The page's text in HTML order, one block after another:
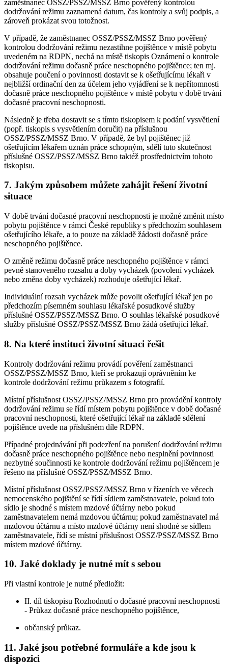
zaměstnanec OSSZ/PSSZ/MSSZ Brno pověřený kontrolou
dodržování režimu zaznamená datum, čas kontroly a svůj podpis, a
zároveň prokázat svou totožnost.
V případě, že zaměstnanec OSSZ/PSSZ/MSSZ Brno pověřený
kontrolou dodržování režimu nezastihne pojištěnce v místě pobytu
uvedeném na RDPN, nechá na místě tiskopis Oznámení o kontrole
dodržování režimu dočasně práce neschopného pojištěnce; ten mj.
obsahuje poučení o povinnosti dostavit se k ošetřujícímu lékaři v
nejbližší ordinační den za účelem jeho vyjádření se k nepřítomnosti
dočasně práce neschopného pojištěnce v místě pobytu v době trvání
dočasné pracovní neschopnosti.
Následně je třeba dostavit se s tímto tiskopisem k podání vysvětlení
(popř. tiskopis s vysvětlením doručit) na příslušnou
OSSZ/PSSZ/MSSZ Brno. V případě, že byl pojištěnec již
ošetřujícím lékařem uznán práce schopným, sdělí tuto skutečnost
příslušné OSSZ/PSSZ/MSSZ Brno taktéž prostřednictvím tohoto
tiskopisu.
7. Jakým způsobem můžete zahájit řešení životní
situace
V době trvání dočasné pracovní neschopnosti je možné změnit místo
pobytu pojištěnce v rámci České republiky s předchozím souhlasem
ošetřujícího lékaře, a to pouze na základě žádosti dočasně práce
neschopného pojištěnce.
O změně režimu dočasně práce neschopného pojištěnce v rámci
pevně stanoveného rozsahu a doby vycházek (povolení vycházek
nebo změna doby vycházek) rozhoduje ošetřující lékař.
Individuální rozsah vycházek může povolit ošetřující lékař jen po
předchozím písemném souhlasu lékařské posudkové služby
příslušné OSSZ/PSSZ/MSSZ Brno. O souhlas lékařské posudkové
služby příslušné OSSZ/PSSZ/MSSZ Brno žádá ošetřující lékař.
8. Na které instituci životní situaci řešit
Kontroly dodržování režimu provádí pověření zaměstnanci
OSSZ/PSSZ/MSSZ Brno, kteří se prokazují oprávněním ke
kontrole dodržování režimu průkazem s fotografií.
Místní příslušnost OSSZ/PSSZ/MSSZ Brno pro provádění kontroly
dodržování režimu se řídí místem pobytu pojištěnce v době dočasné
pracovní neschopnosti, které ošetřující lékař na základě sdělení
pojištěnce uvede na příslušném díle RDPN.
Případné projednávání při podezření na porušení dodržování režimu
dočasně práce neschopného pojištěnce nebo nesplnění povinnosti
nezbytné součinnosti ke kontrole dodržování režimu pojištěncem je
řešeno na příslušné OSSZ/PSSZ/MSSZ Brno.
Místní příslušnost OSSZ/PSSZ/MSSZ Brno v řízeních ve věcech
nemocenského pojištění se řídí sídlem zaměstnavatele, pokud toto
sídlo je shodné s místem mzdové účtárny nebo pokud
zaměstnavatelem nemá mzdovou účtárnu; pokud zaměstnavatel má
mzdovou účtárnu a místo mzdové účtárny není shodné se sídlem
zaměstnavatele, řídí se místní příslušnost OSSZ/PSSZ/MSSZ Brno
místem mzdové účtárny.
10. Jaké doklady je nutné mít s sebou
Při vlastní kontrole je nutné předložit:
II. díl tiskopisu Rozhodnutí o dočasné pracovní neschopnosti
- Průkaz dočasně práce neschopného pojištěnce,
občanský průkaz.
11. Jaké jsou potřebné formuláře a kde jsou k
dispozici